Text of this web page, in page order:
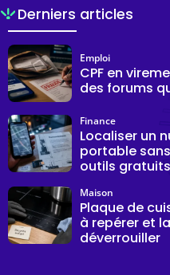
Derniers articles
CPF en
des forums
Emploi
Localiser un
portable
outils
Finance
Plaque de
à repérer et
déverrouiller
Maison